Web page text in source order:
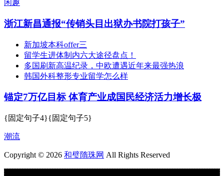
闲趣
浙江新昌通报“传销头目出狱办书院打孩子”
新加坡本科offer三
留学生进体制内六大途径盘点！
多国刷新高温纪录，中欧遭遇近年来最强热浪
韩国外科整形专业留学怎么样
锚定7万亿目标 体育产业成国民经济活力增长极
{固定句子4}{固定句子5}
潮流
Copyright © 2026 和璧隋珠网 All Rights Reserved